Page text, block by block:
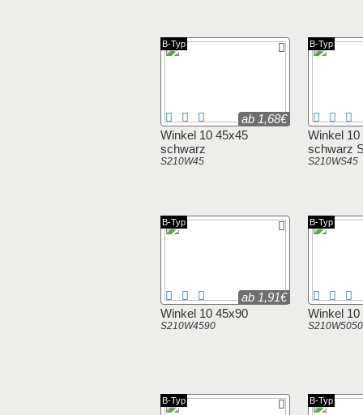
Winkel 10 45x45
schwarz
S210W45
ab 1,68€
B-Typ
Winkel 10
schwarz
S210WS45
B-Typ
Winkel 10 45x90
S210W4590
ab 1,91€
B-Typ
Winkel 10
S210W5050
B-Typ
B-Typ B-Typ